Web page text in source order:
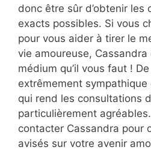
donc être sûr d’obtenir les
exacts possibles. Si vous
pour vous aider à tirer le
vie amoureuse,
médium qu’il vous faut !
extrêmement
qui rend les consultations
particulièrement
contacter Cassandra pour
avisés sur votre avenir